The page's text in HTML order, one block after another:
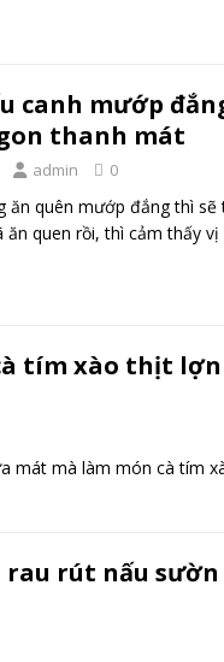
canh mướp
thanh mát
admin 0
ăn quên mướp đắng thì
ăn quen rồi, thì cảm thấy vị
tím xào thịt
mát mà làm món cà tím
rau rút nấu